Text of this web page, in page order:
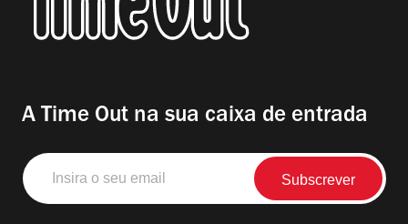
A Time Out na sua caixa de entrada
Insira
o
seu